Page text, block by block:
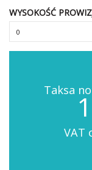
WYSOKOŚĆ
Taksa
VAT